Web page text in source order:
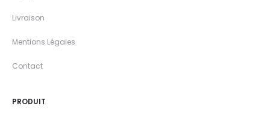
Livraison
Mentions Légales
Contact
PRODUIT